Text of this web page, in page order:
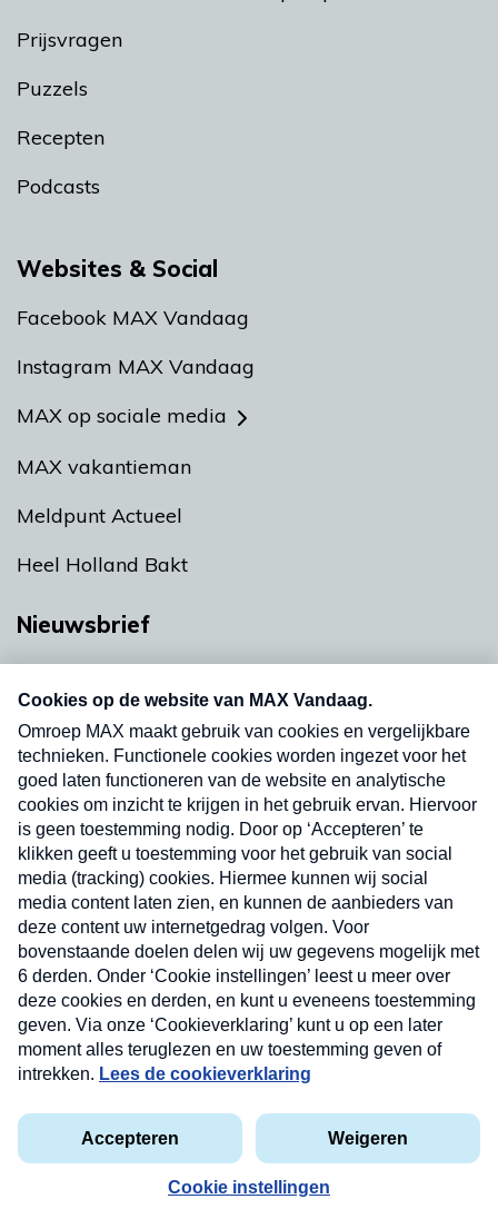
Prijsvragen
Puzzels
Recepten
Podcasts
Websites & Social
Facebook MAX Vandaag
Instagram MAX Vandaag
MAX op sociale media
MAX vakantieman
Meldpunt Actueel
Heel Holland Bakt
Nieuwsbrief
nieuwsbrief. Elke vrijdag- en dinsdagochtend in
uw mailbox.
Verzend
Privacyverklaring
Cookieverklaring
Kwetsbaarheid melden
Copyright © 2026 MAX Vandaag - Omroep MAX
Nieuwsbrief
Neem hier een gratis abonnement op onze
nieuwsbrief. Elke vrijdag- en dinsdagochtend in uw